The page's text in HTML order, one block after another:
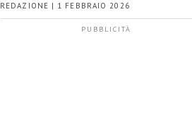
REDAZIONE | 1 FEBBRAIO 2026